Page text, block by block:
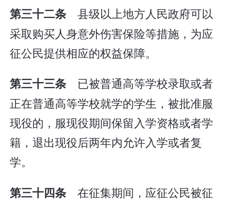
第三十二条 县级以上地方人民政府可以
采取购买人身意外伤害保险等措施，为应
征公民提供相应的权益保障。
第三十三条 已被普通高等学校录取或者
正在普通高等学校就学的学生，被批准服
现役的，服现役期间保留入学资格或者学
籍，退出现役后两年内允许入学或者复
学。
第三十四条 在征集期间，应征公民被征